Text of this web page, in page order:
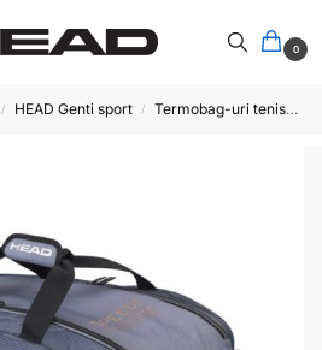
0
/ HEAD Genti sport / Termobag-uri tenis